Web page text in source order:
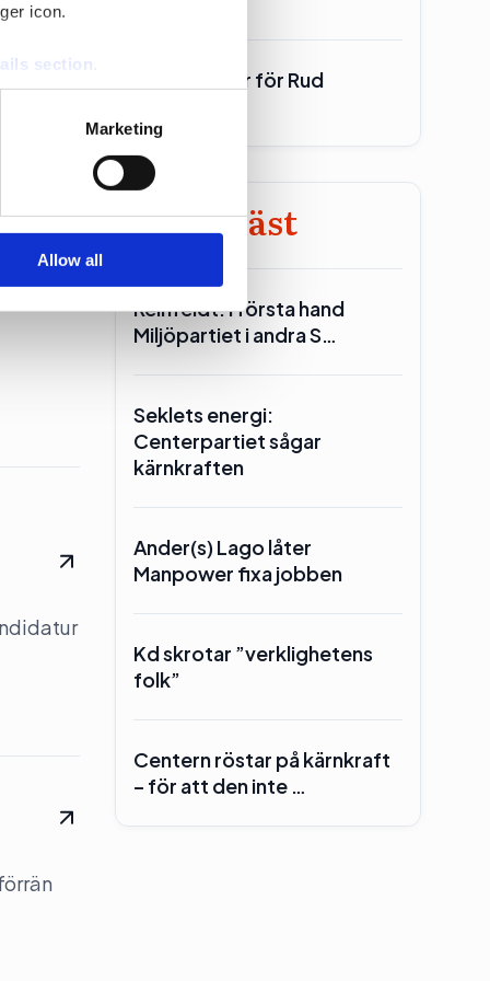
icon.
section
may combine it with
Marketing
Allow all
är
700 miljoner för Rud
Minst läst
Reinfeldt: I första hand
Miljöpartiet i andra S…
Seklets energi:
Centerpartiet sågar
kärnkraften
Ander(s) Lago låter
Manpower fixa jobben
Kd skrotar ”verklighetens
folk”
Centern röstar på kärnkraft
– för att den inte …